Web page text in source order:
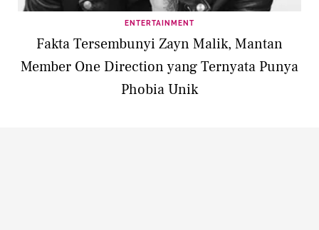
ENTERTAINMENT
Fakta Tersembunyi Zayn Malik, Mantan
Member One Direction yang Ternyata Punya
Phobia Unik